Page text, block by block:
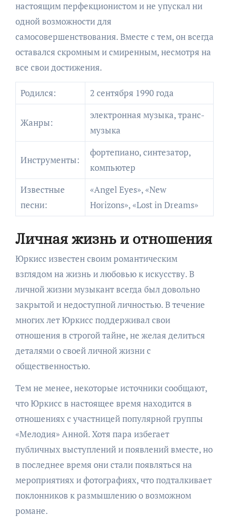
настоящим перфекционистом и не упускал ни
одной возможности для
самосовершенствования. Вместе с тем, он всегда
оставался скромным и смиренным, несмотря на
все свои достижения.
Родился: 2 сентября 1990 года
Жанры:
электронная музыка, транс-
музыка
Инструменты:
фортепиано, синтезатор,
компьютер
Известные
песни:
«Angel Eyes», «New
Horizons», «Lost in Dreams»
Личная жизнь и отношения
Юркисс известен своим романтическим
взглядом на жизнь и любовью к искусству. В
личной жизни музыкант всегда был довольно
закрытой и недоступной личностью. В течение
многих лет Юркисс поддерживал свои
отношения в строгой тайне, не желая делиться
деталями о своей личной жизни с
общественностью.
Тем не менее, некоторые источники сообщают,
что Юркисс в настоящее время находится в
отношениях с участницей популярной группы
«Мелодия» Анной. Хотя пара избегает
публичных выступлений и появлений вместе, но
в последнее время они стали появляться на
мероприятиях и фотографиях, что подталкивает
поклонников к размышлению о возможном
романе.